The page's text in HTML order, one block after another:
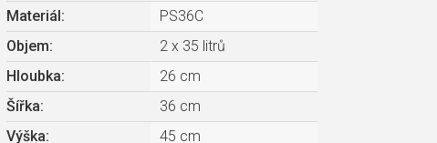
Materiál :
PS36C
Objem:
2 x 35 litrů
Hloubka:
26 cm
Šířka:
36 cm
Výška: 45 cm